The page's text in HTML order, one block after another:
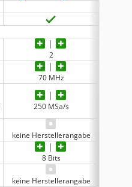
2
70 MHz
250 MSa/s
keine Herstellerangabe
8 Bits
keine Herstellerangabe